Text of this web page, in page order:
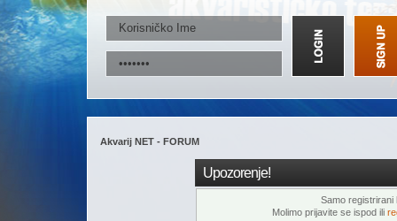
Akvarij NET - FORUM
Upozorenje!
Samo registrirani
Molimo prijavite se ispod ili